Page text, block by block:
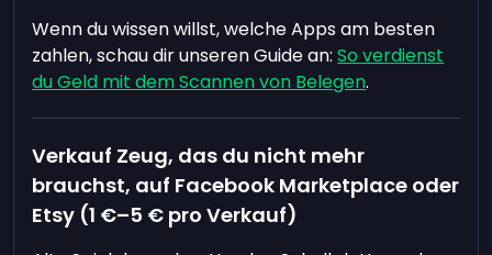
Wenn du wissen willst, welche Apps am besten
zahlen, schau dir unseren Guide an:So verdienst
du Geld mit dem Scannen von Belegen.
Verkauf Zeug, das du nicht mehr
brauchst, auf Facebook Marketplace oder
Etsy (1 €–5 € pro Verkauf)